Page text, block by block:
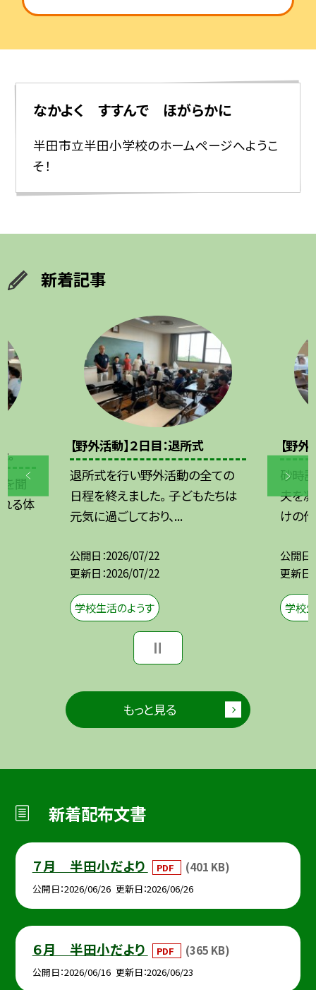
なかよく すすんで ほがらかに
半田市立半田小学校のホームページへようこ
そ！
新着記事
。
を聞
る体
【野外活動】２日目：退所式
退所式を行い野外活動の全ての
日程を終えました。 子どもたちは
元気に過ごしており、...
公開日 2026/07/22
更新日 2026/07/22
学校生活のようす
【野
砂時
夫を
けの
公開日
更新日
学校
もっと見る
新着配布文書
７月 半田小だより PDF (401 KB)
公開日 2026/06/26 更新日 2026/06/26
６月 半田小だより PDF (365 KB)
公開日 2026/06/16 更新日 2026/06/23